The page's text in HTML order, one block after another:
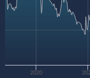
2020